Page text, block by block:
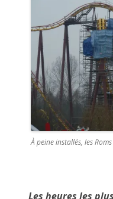
À peine installés, les
Les heures les